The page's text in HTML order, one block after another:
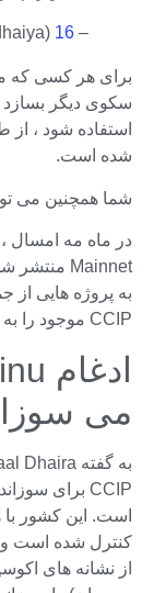
– Kaal (kaaldhaiya) 16 اوت 2025
شده است.
شما همچنین می
CCIP موجود را به اکوسیستم Solana گسترش دهند.
می
کنترل شده است